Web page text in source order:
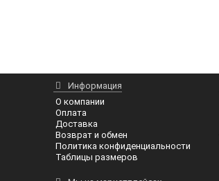
Информация
О компании
Оплата
Доставка
Возврат и обмен
Политика конфиденциальности
Таблицы размеров